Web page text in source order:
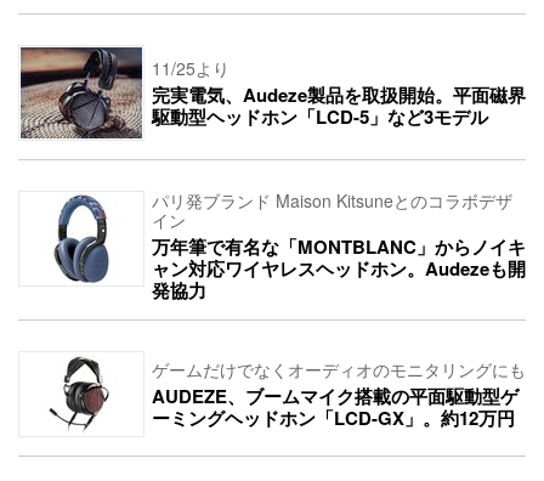
11/25より
完実電気、Audeze製品を取扱開始。平面磁界
駆動型ヘッドホン「LCD-5」など3モデル
パリ発ブランド Maison Kitsuneとのコラボデザ
イン
万年筆で有名な「MONTBLANC」からノイキ
ャン対応ワイヤレスヘッドホン。Audezeも開
発協力
ゲームだけでなくオーディオのモニタリングにも
AUDEZE、ブームマイク搭載の平面駆動型ゲ
ーミングヘッドホン「LCD-GX」。約12万円